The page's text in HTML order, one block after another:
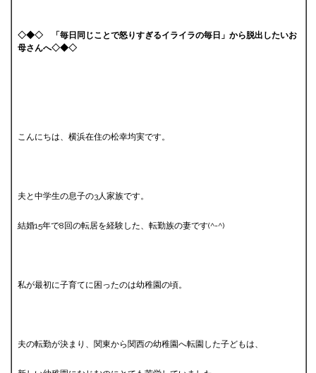
◇◆◇ 「毎日同じことで怒りすぎるイライラの毎日」から脱出したいお
母さんへ◇◆◇
こんにちは、横浜在住の松幸均実です。
夫と中学生の息子の3人家族です。
結婚15年で8回の転居を経験した、転勤族の妻です(^-^)
私が最初に子育てに困ったのは幼稚園の頃。
夫の転勤が決まり、関東から関西の幼稚園へ転園した子どもは、